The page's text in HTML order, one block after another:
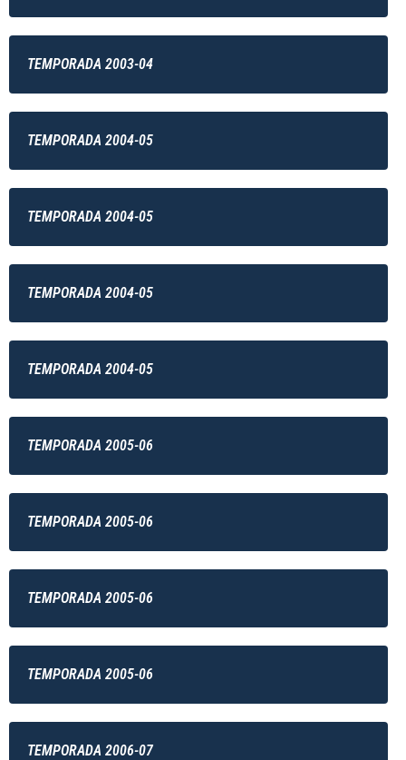
TEMPORADA 2003-04
TEMPORADA 2004-05
TEMPORADA 2004-05
TEMPORADA 2004-05
TEMPORADA 2004-05
TEMPORADA 2005-06
TEMPORADA 2005-06
TEMPORADA 2005-06
TEMPORADA 2005-06
TEMPORADA 2006-07